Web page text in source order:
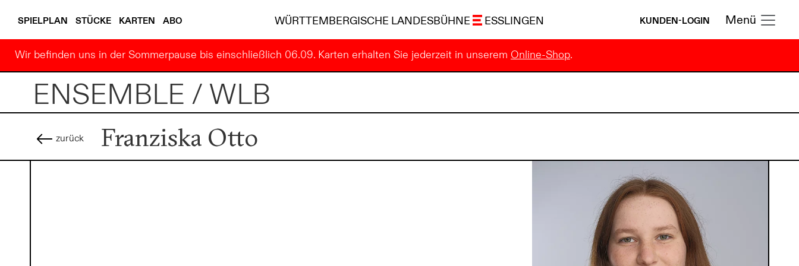
SPIELPLAN STÜCKE KARTEN ABO WÜRTTEMBERGISCHE LANDESBÜHNE ESSLINGEN KUNDEN-LOGIN Menü
Wir befinden uns in der Sommerpause bis einschließlich 06.09. Karten erhalten Sie jederzeit in unserem Online-Shop.
ENSEMBLE / WLB
zurück Franziska Otto